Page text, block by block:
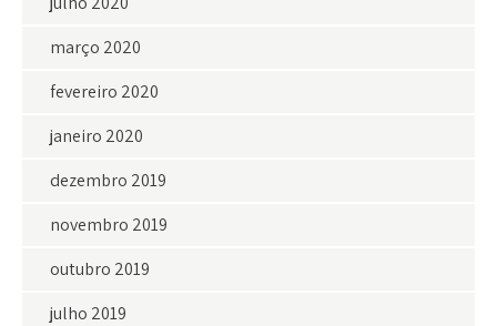
março 2020
fevereiro 2020
janeiro 2020
dezembro 2019
novembro 2019
outubro 2019
julho 2019